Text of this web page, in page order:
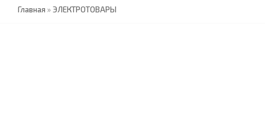
Главная »ЭЛЕКТРОТОВАРЫ